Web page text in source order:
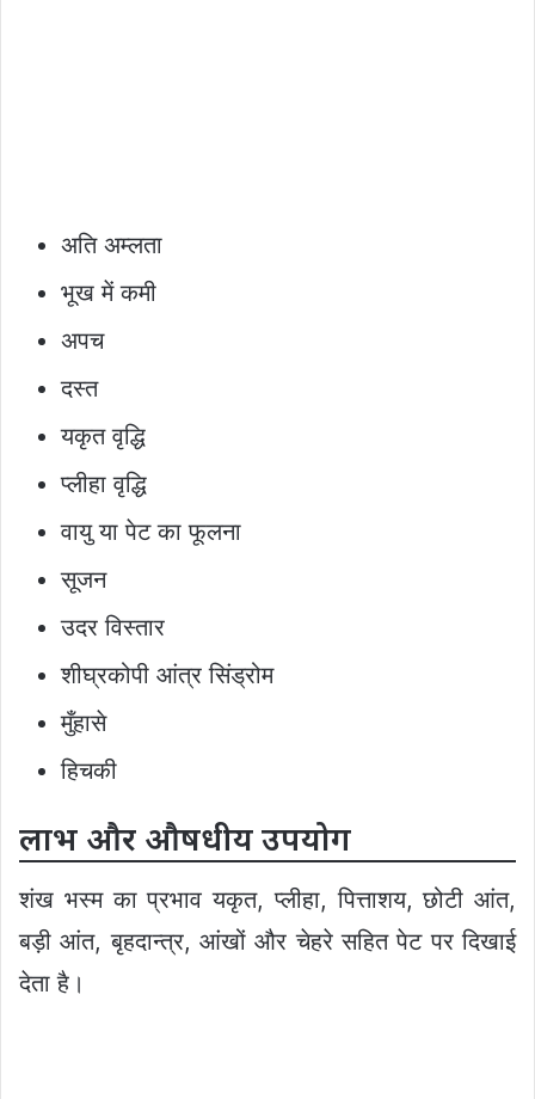
अति अम्लता
भूख में कमी
अपच
दस्त
यकृत वृद्धि
प्लीहा वृद्धि
वायु या पेट का फूलना
सूजन
उदर विस्तार
शीघ्रकोपी आंत्र सिंड्रोम
मुँहासे
हिचकी
लाभ और औषधीय उपयोग
शंख भस्म का प्रभाव यकृत, प्लीहा, पित्ताशय, छोटी आंत,
बड़ी आंत, बृहदान्त्र, आंखों और चेहरे सहित पेट पर दिखाई
देता है।